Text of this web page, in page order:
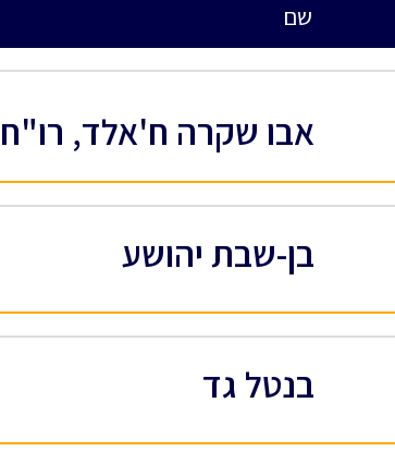
שם
אבו שקרה ח'אלד, רו"ח
בן-שבת יהושע
בנטל גד